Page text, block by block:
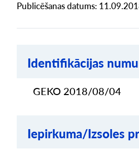
Publicēšanas datums:
Identifikācijas
GEKO 2018/08/04
Iepirkuma/Izsoles